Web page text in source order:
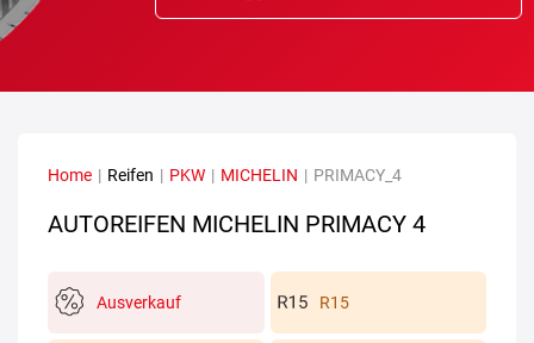
Home | Reifen | PKW | MICHELIN | PRIMACY_4
AUTOREIFEN MICHELIN PRIMACY 4
Ausverkauf R15